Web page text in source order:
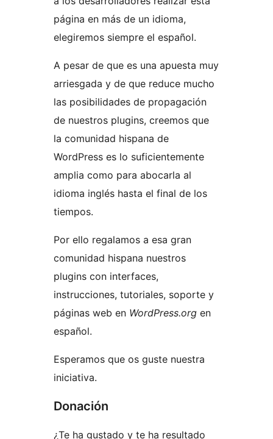
página en más de un idioma,
elegiremos siempre el español.
A pesar de que es una apuesta muy
arriesgada y de que reduce mucho
las posibilidades de propagación
de nuestros plugins, creemos que
la comunidad hispana de
WordPress es lo suficientemente
amplia como para abocarla al
idioma inglés hasta el final de los
tiempos.
Por ello regalamos a esa gran
comunidad hispana nuestros
plugins con interfaces,
instrucciones, tutoriales, soporte y
páginas web en WordPress.org en
español.
Esperamos que os guste nuestra
iniciativa.
Donación
¿Te ha gustado y te ha resultado